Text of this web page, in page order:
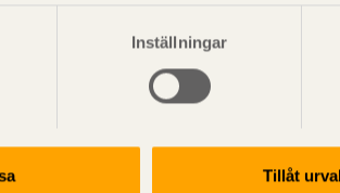
Inställningar
Tillåt urval